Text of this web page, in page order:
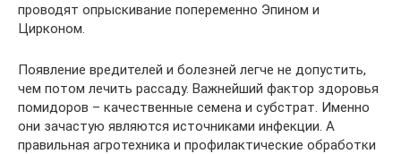
проводят опрыскивание попеременно Эпином и
Цирконом.
Появление вредителей и болезней легче не допустить,
чем потом лечить рассаду. Важнейший фактор здоровья
помидоров – качественные семена и субстрат. Именно
они зачастую являются источниками инфекции. А
правильная агротехника и профилактические обработки